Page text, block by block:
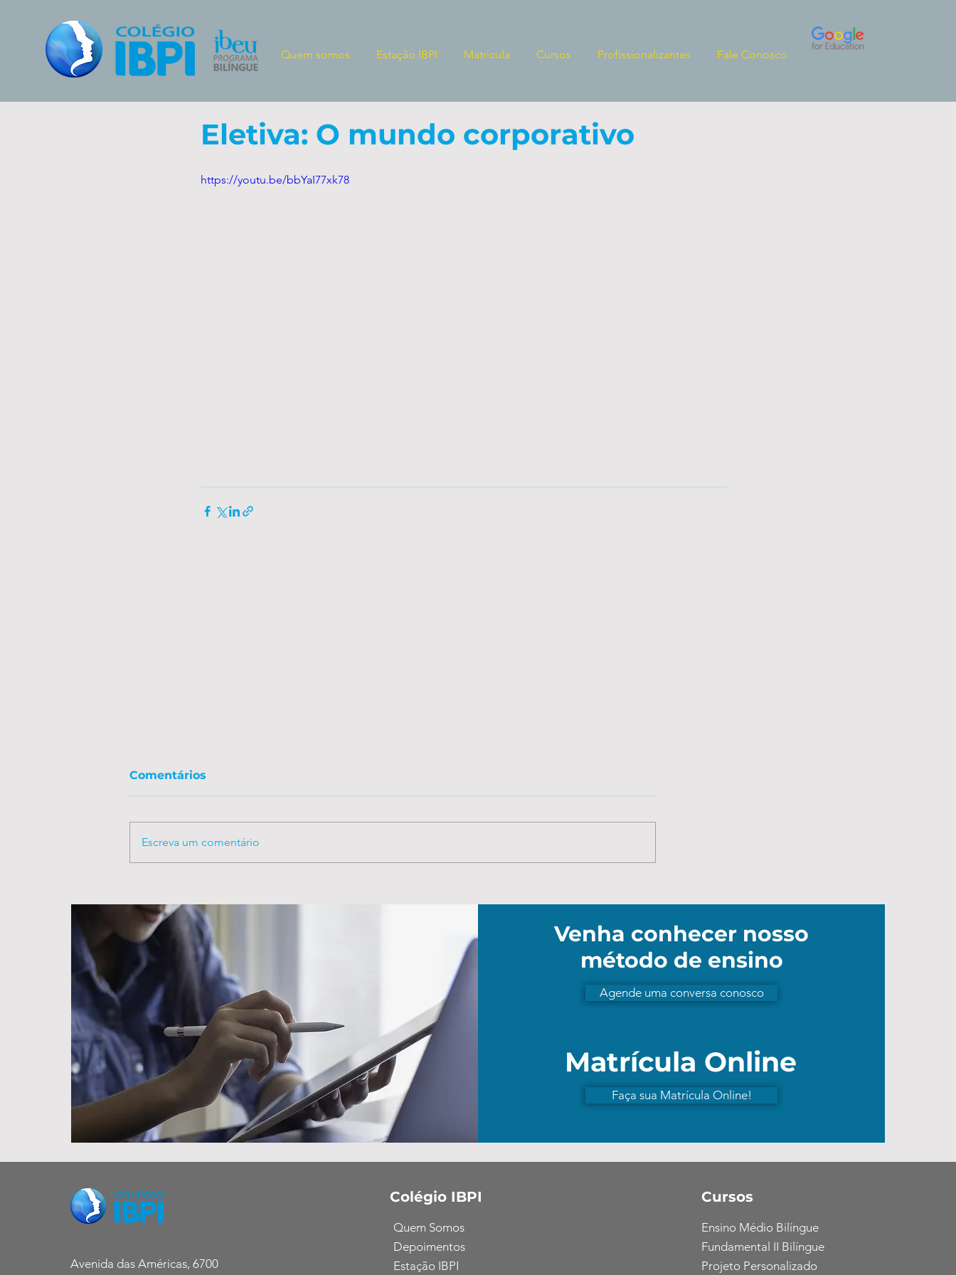
Quem somos Estação IBPI Matricula Cursos Profissionalizantes Fale Conosco
Eletiva: O mundo corporativo
https://youtu.be/bbYaI77xk78
Eletiva: O legislador
Moderna
Comentários
Escreva um comentário
Venha conhecer nosso
método de ensino
Agende uma conversa conosco
Matrícula Online
Faça sua Matrícula Online!
Avenida das Américas, 6700
Colégio IBPI
Quem Somos
Depoimentos
Estação IBPI
Cursos
Ensino Médio Bilíngue
Fundamental II Bilíngue
Projeto Personalizado